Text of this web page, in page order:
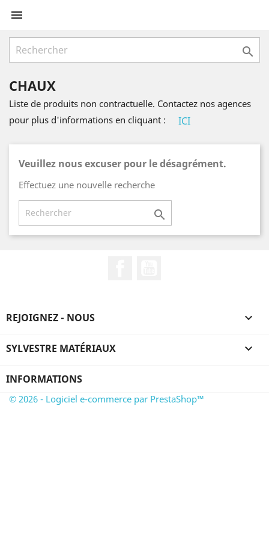


CHAUX
Liste de produits non contractuelle. Contactez nos agences
pour plus d'informations en cliquant :
ICI
Veuillez nous excuser pour le désagrément.
Effectuez une nouvelle recherche

REJOIGNEZ - NOUS 
SYLVESTRE MATÉRIAUX 
INFORMATIONS
© 2026 - Logiciel e-commerce par PrestaShop™